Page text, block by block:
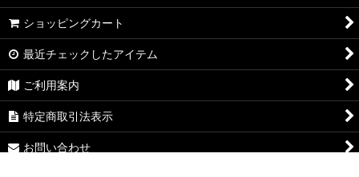
ショッピングカート
最近チェックしたアイテム
ご利用案内
特定商取引法表示
お問い合わせ